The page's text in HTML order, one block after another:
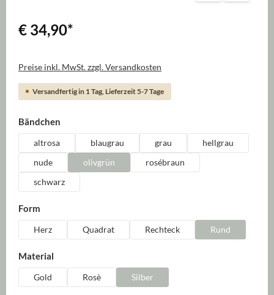
€ 34,90*
Preise inkl. MwSt. zzgl. Versandkosten
Versandfertig in 1 Tag, Lieferzeit 5-7 Tage
Bändchen
altrosa blaugrau grau
hellgrau
nude
olivgrün
rosébraun
schwarz
Form
Herz Quadrat Rechteck Rund
Material
Gold Rosè Silber